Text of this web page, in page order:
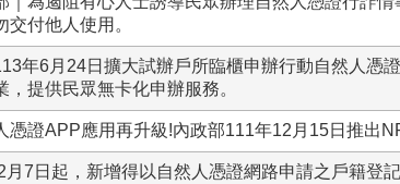
交付他人使用。
年6月24日擴大試辦戶所臨櫃申辦行動自然人憑
，提供民眾無卡化申辦服務。
憑證APP應用再升級!內政部111年12月15日推出
月7日起，新增得以自然人憑證網路申請之戶籍登